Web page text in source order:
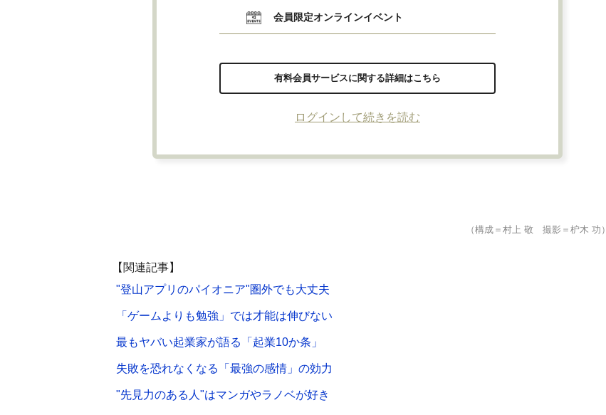
会員限定オンラインイベント
有料会員サービスに関する詳細はこちら
ログインして続きを読む
（構成＝村上 敬 撮影＝枦木 功）
【関連記事】
"登山アプリのパイオニア"圏外でも大丈夫
「ゲームよりも勉強」では才能は伸びない
最もヤバい起業家が語る「起業10か条」
失敗を恐れなくなる「最強の感情」の効力
"先見力のある人"はマンガやラノベが好き